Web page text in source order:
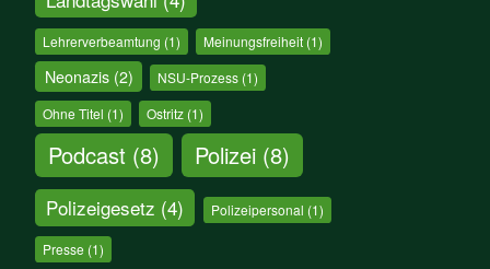
Lehrerverbeamtung (1) Meinungsfreiheit(1)
Neonazis(2) NSU-Prozess (1)
Ohne Titel (1) Ostritz(1)
Podcast (8) Polizei (8)
Polizeigesetz (4) Polizeipersonal (1)
Presse (1)